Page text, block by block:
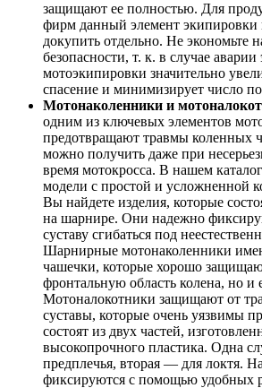
защищают ее полностью. Для
фирм данный элемент экипировки
докупить отдельно. Не экономьте
безопасности, т. к. в случае аварии
мотоэкипировки значительно
спасение и минимизирует число
Мотонаколенники и
одним из ключевых элементов
предотвращают травмы коленных
можно получить даже при
время мотокросса. В нашем
модели с простой и усложненной
Вы найдете изделия, которые
на шарнире. Они надежно
суставу сгибаться под
Шарнирные мотонаколенники
чашечки, которые хорошо
фронтальную область колена, но и
Мотоналокотники защищают от
суставы, которые очень уязвимы
состоят из двух частей,
высокопрочного пластика. Одна
предплечья, вторая — для локтя.
фиксируются с помощью удобных